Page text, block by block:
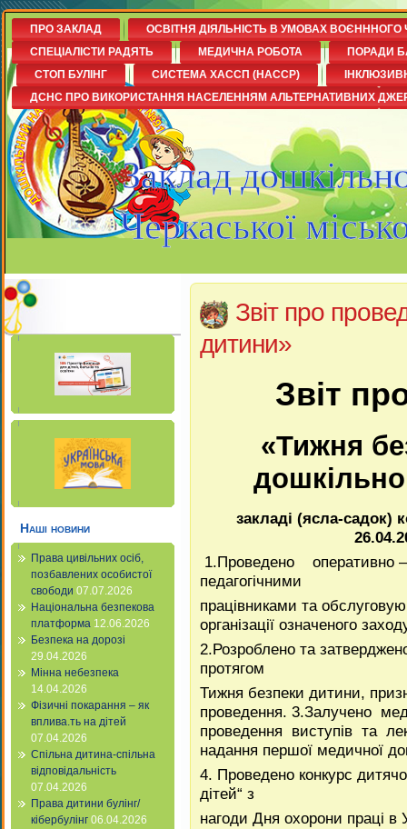
Заклад
Черкаської
ПРО ЗАКЛАД
ОСВІТНЯ ДІЯЛЬНІСТЬ В УМОВАХ ВОЄНННОГО
СПЕЦІАЛІСТИ РАДЯТЬ
МЕДИЧНА РОБОТА
ПОРАДИ
СТОП БУЛІНГ
СИСТЕМА ХАССП (НАССР)
ДСНС ПРО ВИКОРИСТАННЯ НАСЕЛЕННЯМ АЛЬТЕРНАТИВНИХ
Наші новини
Права цивільних осіб,
позбавлених особистої
свободи 07.07.2026
Національна безпекова
платформа 12.06.2026
Безпека на дорозі
29.04.2026
Мінна небезпека
14.04.2026
Фізичні покарання – як
вплива.ть на дітей
07.04.2026
Спільна дитина-спільна
відповідальність
07.04.2026
Права дитини булінг/
кібербулінг 06.04.2026
Звіт про
дитини»
Звіт
«Тижня
закладі (ясла-садок)
1.Проведено
педагогічними
працівниками та
організації означеного
2.Розроблено та
протягом
Тижня безпеки дитини,
проведення. 3.Залучено
проведення виступів та
надання першої медичної
4. Проведено конкурс
дітей“ з
нагоди Дня охорони праці в